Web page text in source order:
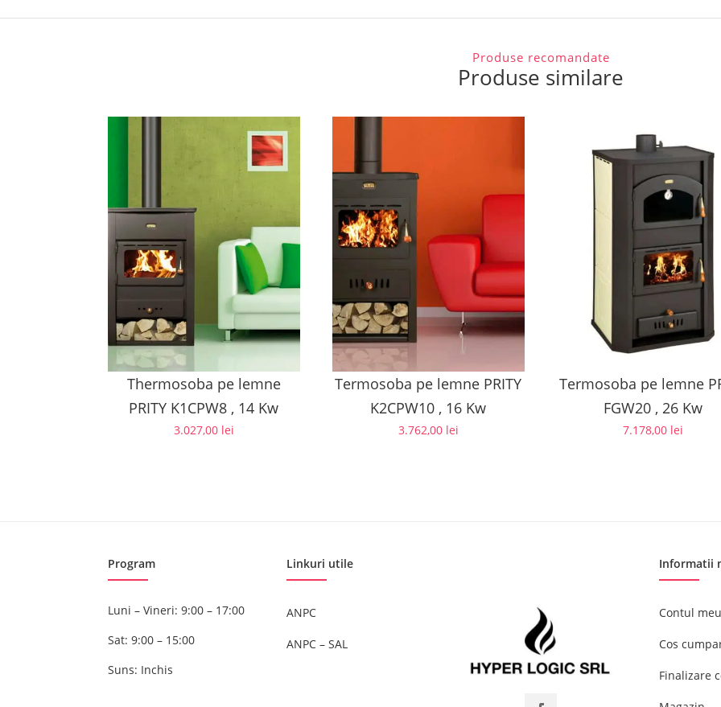
Produse recomandate
Produse similare
Thermosoba pe lemne
PRITY K1CPW8 , 14 Kw
3.027,00 lei
Termosoba pe lemne PRITY
K2CPW10 , 16 Kw
3.762,00 lei
Termosoba pe lemne
FGW20 , 26 Kw
7.178,00 lei
Program
Luni – Vineri: 9:00 – 17:00
Sat: 9:00 – 15:00
Suns: Inchis
Linkuri utile
ANPC
ANPC – SAL
Informatii
Contul meu
Cos
Finalizare